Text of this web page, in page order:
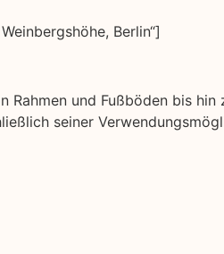
Berlin“]
und Fußböden bis hin
seiner